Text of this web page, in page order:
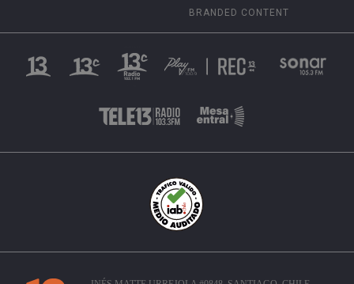
BRANDED CONTENT